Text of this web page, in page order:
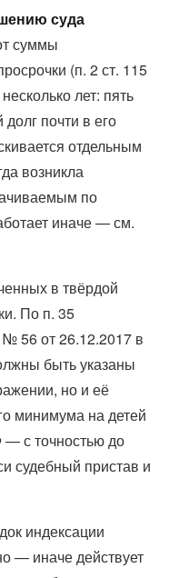
суда
суммы
(п. 2 ст. 115
лет: пять
почти в его
отдельным
возникла
по
иначе — см.
в твёрдой
По п. 35
56 от 26.12.2017 в
быть указаны
но и её
минимума на детей
— с точностью до
судебный пристав и
индексации
— иначе действует